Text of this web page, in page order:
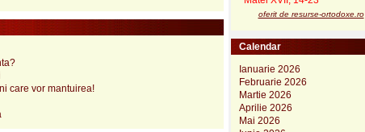
care vor mantuirea!
oferit de resurse-ortodoxe.ro
Calendar
Ianuarie 2026
Februarie 2026
Martie 2026
Aprilie 2026
Mai 2026